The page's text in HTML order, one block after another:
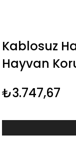
Kablosuz
Hayvan
₺3.747,67